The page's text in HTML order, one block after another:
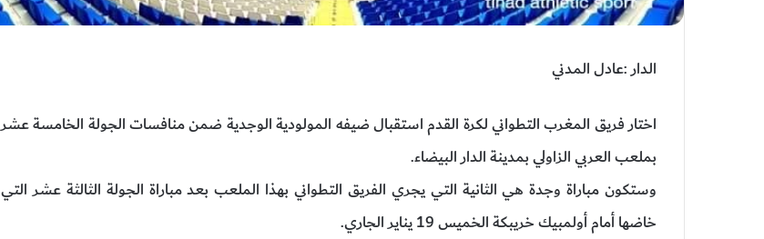
الدار :عادل المدني
اختار فريق المغرب التطواني لكرة القدم استقبال ضيفه المولودية الوجدية ضمن منافسات الجولة الخامسة عشر
بملعب العربي الزاولي بمدينة الدار البيضاء.
وستكون مباراة وجدة هي الثانية التي يجري الفريق التطواني بهذا الملعب بعد مباراة الجولة الثالثة عشر التي
خاضها أمام أولمبيك خريبكة الخميس 19 يناير الجاري.